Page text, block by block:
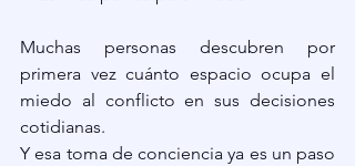
Muchas personas descubren por
primera vez cuánto espacio ocupa el
miedo al conflicto en sus decisiones
cotidianas.
Y esa toma de conciencia ya es un paso